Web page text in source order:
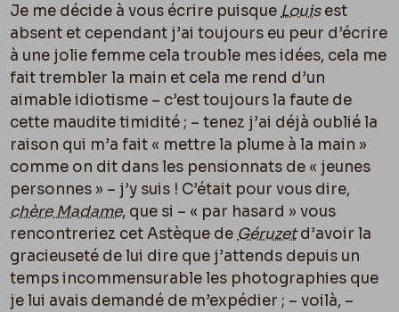
Je me décide à vous écrire puisque Louisest
absent et cependant j’ai toujours eu peur d’écrire
à une jolie femme cela trouble mes idées, cela me
fait trembler la main et cela me rend d’un
aimable idiotisme – c’est toujours la faute de
cette maudite timidité ; – tenez j’ai déjà oublié la
raison qui m’a fait « mettre la plume à la main »
comme on dit dans les pensionnats de « jeunes
personnes » – j’y suis ! C’était pour vous dire,
chère Madame, que si – « par hasard » vous
rencontreriez cet Astèque de Géruzetd’avoir la
gracieuseté de lui dire que j’attends depuis un
temps incommensurable les photographies que
je lui avais demandé de m’expédier ; – voilà, –